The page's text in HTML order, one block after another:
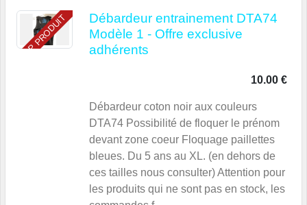
TOP PRODUIT
Débardeur entrainement DTA74
Modèle 1 - Offre exclusive
adhérents
10.00 €
Débardeur coton noir aux couleurs
DTA74 Possibilité de floquer le prénom
devant zone coeur Floquage paillettes
bleues. Du 5 ans au XL. (en dehors de
ces tailles nous consulter) Attention pour
les produits qui ne sont pas en stock, les